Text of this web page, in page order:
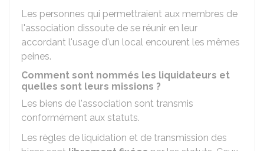
Les personnes qui permettraient aux membres de
l'association dissoute de se réunir en leur
accordant l'usage d'un local encourent les mêmes
peines.
Comment sont nommés les liquidateurs et
quelles sont leurs missions ?
Les biens de l'association sont transmis
conformément aux statuts.
Les règles de liquidation et de transmission des